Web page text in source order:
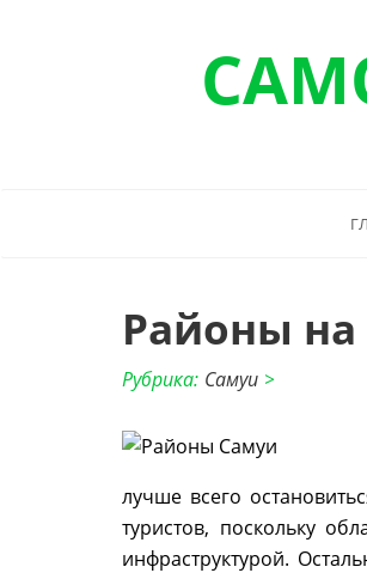
Районы
>
Рубрика: Самуи
лучше всего
туристов, поскольку
инфраструктурой.